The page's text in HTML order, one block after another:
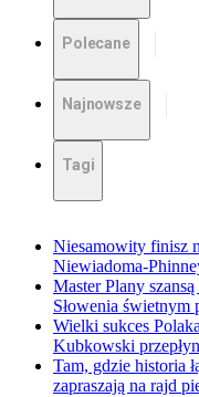
Polecane
Najnowsze
Tagi
Niesamowity finisz
Niewiadoma-
Master Plany
Słowenia świetnym
Wielki sukces
Kubkowski
Tam, gdzie historia
zapraszają na rajd